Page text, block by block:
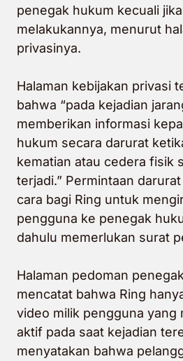
penegak hukum kecuali
melakukannya, menurut
privasinya.
Halaman kebijakan privasi
bahwa “pada kejadian
memberikan informasi
hukum secara darurat
kematian atau cedera fisik
terjadi.” Permintaan
cara bagi Ring untuk
pengguna ke penegak
dahulu memerlukan surat
Halaman pedoman
mencatat bahwa Ring
video milik pengguna yang
aktif pada saat kejadian
menyatakan bahwa